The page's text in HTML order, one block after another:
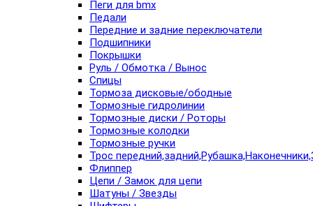
Пеги для bmx
Педали
Передние и задние переключатели
Подшипники
Покрышки
Руль / Обмотка / Вынос
Спицы
Тормоза дисковые/ободные
Тормозные гидролинии
Тормозные диски / Роторы
Тормозные колодки
Тормозные ручки
Трос
Флиппер
Цепи / Замок для цепи
Шатуны / Звезды